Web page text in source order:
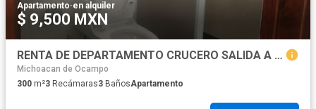
Apartamento·en alquiler
$ 9,500 MXN
RENTA DE DEPARTAMENTO CRUCERO SALIDA A QUIROGA
Michoacan de Ocampo
300 m²3 Recámaras3 BañosApartamento